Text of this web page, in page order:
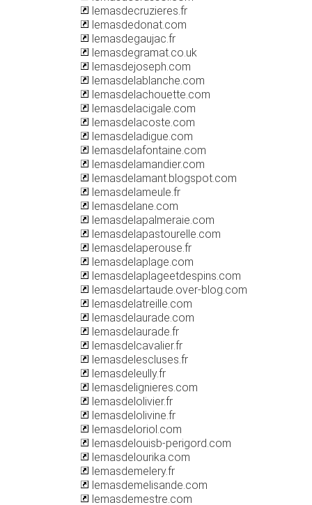
lemasdecruzieres.fr
lemasdedonat.com
lemasdegaujac.fr
lemasdegramat.co.uk
lemasdejoseph.com
lemasdelablanche.com
lemasdelachouette.com
lemasdelacigale.com
lemasdelacoste.com
lemasdeladigue.com
lemasdelafontaine.com
lemasdelamandier.com
lemasdelamant.blogspot.com
lemasdelameule.fr
lemasdelane.com
lemasdelapalmeraie.com
lemasdelapastourelle.com
lemasdelaperouse.fr
lemasdelaplage.com
lemasdelaplageetdespins.com
lemasdelartaude.over-blog.com
lemasdelatreille.com
lemasdelaurade.com
lemasdelaurade.fr
lemasdelcavalier.fr
lemasdelescluses.fr
lemasdeleully.fr
lemasdelignieres.com
lemasdelolivier.fr
lemasdelolivine.fr
lemasdeloriol.com
lemasdelouisb-perigord.com
lemasdelourika.com
lemasdemelery.fr
lemasdemelisande.com
lemasdemestre.com